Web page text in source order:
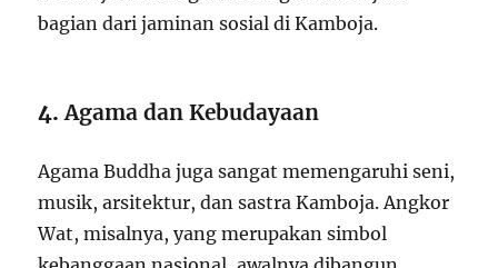
bagian dari jaminan sosial di Kamboja.
4.Agama dan Kebudayaan
Agama Buddha juga sangat memengaruhi seni,
musik, arsitektur, dan sastra Kamboja. Angkor
Wat, misalnya, yang merupakan simbol